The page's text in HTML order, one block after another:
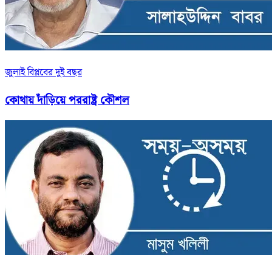
জুলাই বিপ্লবের দুই বছর
কোথায় দাঁড়িয়ে পররাষ্ট্র কৌশল